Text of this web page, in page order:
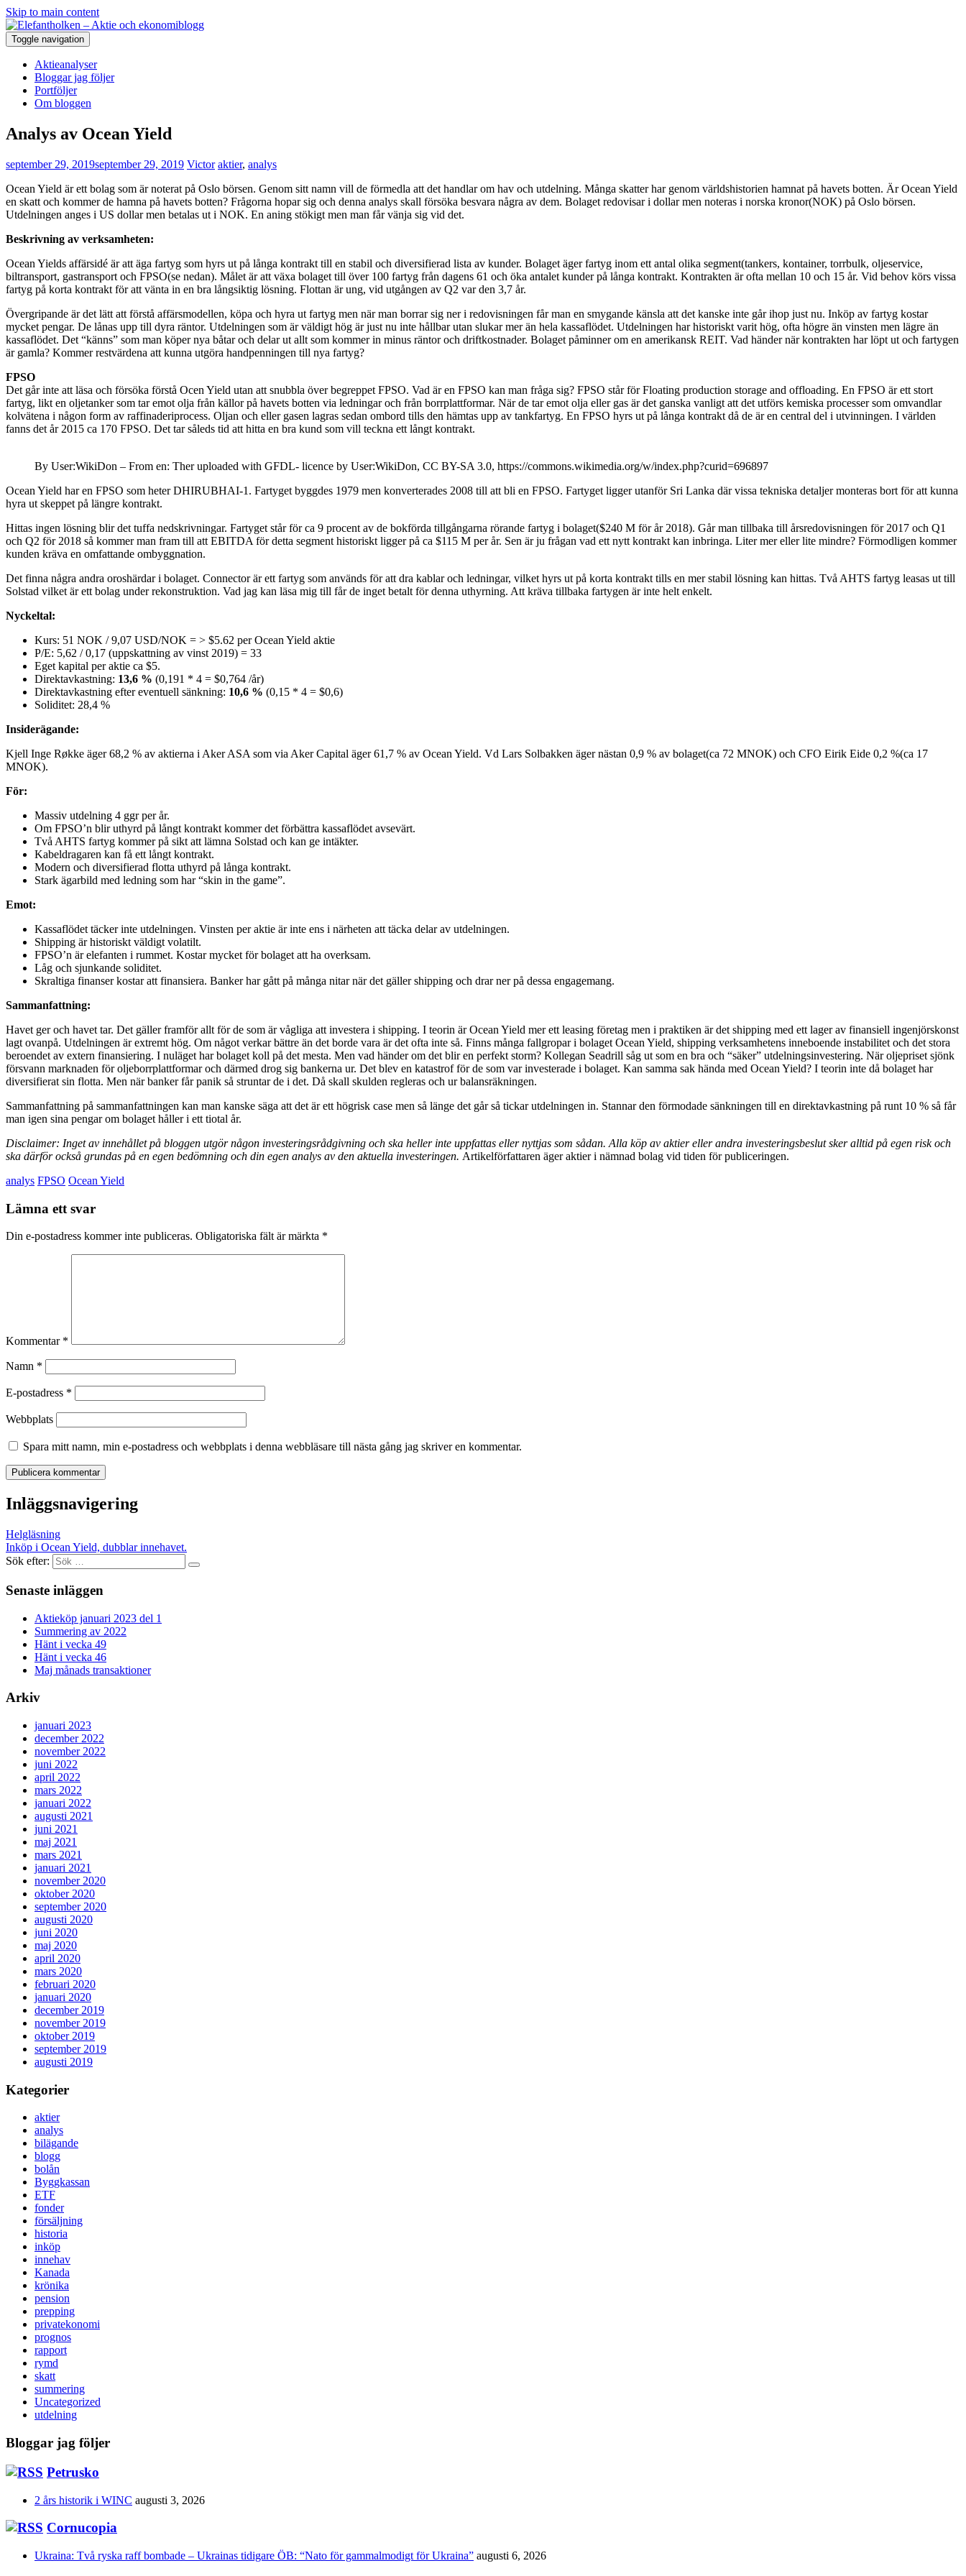
Skip to main content
Toggle navigation
Aktieanalyser
Bloggar jag följer
Portföljer
Om bloggen
Analys av Ocean Yield
september 29, 2019september 29, 2019 Victor aktier, analys
Ocean Yield är ett bolag som är noterat på Oslo börsen. Genom sitt namn vill de förmedla att det handlar om hav och utdelning. Många skatter har genom världshistorien hamnat på havets botten. Är Ocean Yield
en skatt och kommer de hamna på havets botten? Frågorna hopar sig och denna analys skall försöka besvara några av dem. Bolaget redovisar i dollar men noteras i norska kronor(NOK) på Oslo börsen.
Utdelningen anges i US dollar men betalas ut i NOK. En aning stökigt men man får vänja sig vid det.
Beskrivning av verksamheten:
Ocean Yields affärsidé är att äga fartyg som hyrs ut på långa kontrakt till en stabil och diversifierad lista av kunder. Bolaget äger fartyg inom ett antal olika segment(tankers, kontainer, torrbulk, oljeservice,
biltransport, gastransport och FPSO(se nedan). Målet är att växa bolaget till över 100 fartyg från dagens 61 och öka antalet kunder på långa kontrakt. Kontrakten är ofta mellan 10 och 15 år. Vid behov körs vissa
fartyg på korta kontrakt för att vänta in en bra långsiktig lösning. Flottan är ung, vid utgången av Q2 var den 3,7 år.
Övergripande är det lätt att förstå affärsmodellen, köpa och hyra ut fartyg men när man borrar sig ner i redovisningen får man en smygande känsla att det kanske inte går ihop just nu. Inköp av fartyg kostar
mycket pengar. De lånas upp till dyra räntor. Utdelningen som är väldigt hög är just nu inte hållbar utan slukar mer än hela kassaflödet. Utdelningen har historiskt varit hög, ofta högre än vinsten men lägre än
kassaflödet. Det “känns” som man köper nya båtar och delar ut allt som kommer in minus räntor och driftkostnader. Bolaget påminner om en amerikansk REIT. Vad händer när kontrakten har löpt ut och fartygen
är gamla? Kommer restvärdena att kunna utgöra handpenningen till nya fartyg?
FPSO
Det går inte att läsa och försöka förstå Ocen Yield utan att snubbla över begreppet FPSO. Vad är en FPSO kan man fråga sig? FPSO står för Floating production storage and offloading. En FPSO är ett stort
fartyg, likt en oljetanker som tar emot olja från källor på havets botten via ledningar och från borrplattformar. När de tar emot olja eller gas är det ganska vanligt att det utförs kemiska processer som omvandlar
kolvätena i någon form av raffinaderiprocess. Oljan och eller gasen lagras sedan ombord tills den hämtas upp av tankfartyg. En FPSO hyrs ut på långa kontrakt då de är en central del i utvinningen. I världen
fanns det år 2015 ca 170 FPSO. Det tar såleds tid att hitta en bra kund som vill teckna ett långt kontrakt.
By User:WikiDon – From en: Ther uploaded with GFDL- licence by User:WikiDon, CC BY-SA 3.0, https://commons.wikimedia.org/w/index.php?curid=696897
Ocean Yield har en FPSO som heter DHIRUBHAI-1. Fartyget byggdes 1979 men konverterades 2008 till att bli en FPSO. Fartyget ligger utanför Sri Lanka där vissa tekniska detaljer monteras bort för att kunna
hyra ut skeppet på längre kontrakt.
Hittas ingen lösning blir det tuffa nedskrivningar. Fartyget står för ca 9 procent av de bokförda tillgångarna rörande fartyg i bolaget($240 M för år 2018). Går man tillbaka till årsredovisningen för 2017 och Q1
och Q2 för 2018 så kommer man fram till att EBITDA för detta segment historiskt ligger på ca $115 M per år. Sen är ju frågan vad ett nytt kontrakt kan inbringa. Liter mer eller lite mindre? Förmodligen kommer
kunden kräva en omfattande ombyggnation.
Det finna några andra oroshärdar i bolaget. Connector är ett fartyg som används för att dra kablar och ledningar, vilket hyrs ut på korta kontrakt tills en mer stabil lösning kan hittas. Två AHTS fartyg leasas ut till
Solstad vilket är ett bolag under rekonstruktion. Vad jag kan läsa mig till får de inget betalt för denna uthyrning. Att kräva tillbaka fartygen är inte helt enkelt.
Nyckeltal:
Kurs: 51 NOK / 9,07 USD/NOK = > $5.62 per Ocean Yield aktie
P/E: 5,62 / 0,17 (uppskattning av vinst 2019) = 33
Eget kapital per aktie ca $5.
Direktavkastning: 13,6 % (0,191 * 4 = $0,764 /år)
Direktavkastning efter eventuell sänkning: 10,6 % (0,15 * 4 = $0,6)
Soliditet: 28,4 %
Insiderägande:
Kjell Inge Røkke äger 68,2 % av aktierna i Aker ASA som via Aker Capital äger 61,7 % av Ocean Yield. Vd Lars Solbakken äger nästan 0,9 % av bolaget(ca 72 MNOK) och CFO Eirik Eide 0,2 %(ca 17
MNOK).
För:
Massiv utdelning 4 ggr per år.
Om FPSO’n blir uthyrd på långt kontrakt kommer det förbättra kassaflödet avsevärt.
Två AHTS fartyg kommer på sikt att lämna Solstad och kan ge intäkter.
Kabeldragaren kan få ett långt kontrakt.
Modern och diversifierad flotta uthyrd på långa kontrakt.
Stark ägarbild med ledning som har “skin in the game”.
Emot:
Kassaflödet täcker inte utdelningen. Vinsten per aktie är inte ens i närheten att täcka delar av utdelningen.
Shipping är historiskt väldigt volatilt.
FPSO’n är elefanten i rummet. Kostar mycket för bolaget att ha overksam.
Låg och sjunkande soliditet.
Skraltiga finanser kostar att finansiera. Banker har gått på många nitar när det gäller shipping och drar ner på dessa engagemang.
Sammanfattning:
Havet ger och havet tar. Det gäller framför allt för de som är vågliga att investera i shipping. I teorin är Ocean Yield mer ett leasing företag men i praktiken är det shipping med ett lager av finansiell ingenjörskonst
lagt ovanpå. Utdelningen är extremt hög. Om något verkar bättre än det borde vara är det ofta inte så. Finns många fallgropar i bolaget Ocean Yield, shipping verksamhetens inneboende instabilitet och det stora
beroendet av extern finansiering. I nuläget har bolaget koll på det mesta. Men vad händer om det blir en perfekt storm? Kollegan Seadrill såg ut som en bra och “säker” utdelningsinvestering. När oljepriset sjönk
försvann marknaden för oljeborrplattformar och därmed drog sig bankerna ur. Det blev en katastrof för de som var investerade i bolaget. Kan samma sak hända med Ocean Yield? I teorin inte då bolaget har
diversifierat sin flotta. Men när banker får panik så struntar de i det. Då skall skulden regleras och ur balansräkningen.
Sammanfattning på sammanfattningen kan man kanske säga att det är ett högrisk case men så länge det går så tickar utdelningen in. Stannar den förmodade sänkningen till en direktavkastning på runt 10 % så får
man igen sina pengar om bolaget håller i ett tiotal år.
Disclaimer: Inget av innehållet på bloggen utgör någon investeringsrådgivning och ska heller inte uppfattas eller nyttjas som sådan. Alla köp av aktier eller andra investeringsbeslut sker alltid på egen risk och
ska därför också grundas på en egen bedömning och din egen analys av den aktuella investeringen. Artikelförfattaren äger aktier i nämnad bolag vid tiden för publiceringen.
analys FPSO Ocean Yield
Lämna ett svar
Din e-postadress kommer inte publiceras. Obligatoriska fält är märkta *
Kommentar *
Namn *
E-postadress *
Webbplats
Spara mitt namn, min e-postadress och webbplats i denna webbläsare till nästa gång jag skriver en kommentar.
Inläggsnavigering
Helgläsning
Inköp i Ocean Yield, dubblar innehavet.
Sök efter:
Senaste inläggen
Aktieköp januari 2023 del 1
Summering av 2022
Hänt i vecka 49
Hänt i vecka 46
Maj månads transaktioner
Arkiv
januari 2023
december 2022
november 2022
juni 2022
april 2022
mars 2022
januari 2022
augusti 2021
juni 2021
maj 2021
mars 2021
januari 2021
november 2020
oktober 2020
september 2020
augusti 2020
juni 2020
maj 2020
april 2020
mars 2020
februari 2020
januari 2020
december 2019
november 2019
oktober 2019
september 2019
augusti 2019
Kategorier
aktier
analys
bilägande
blogg
bolån
Byggkassan
ETF
fonder
försäljning
historia
inköp
innehav
Kanada
krönika
pension
prepping
privatekonomi
prognos
rapport
rymd
skatt
summering
Uncategorized
utdelning
Bloggar jag följer
Petrusko
2 års historik i WINC augusti 3, 2026
Cornucopia
Ukraina: Två ryska raff bombade – Ukrainas tidigare ÖB: “Nato för gammalmodigt för Ukraina” augusti 6, 2026